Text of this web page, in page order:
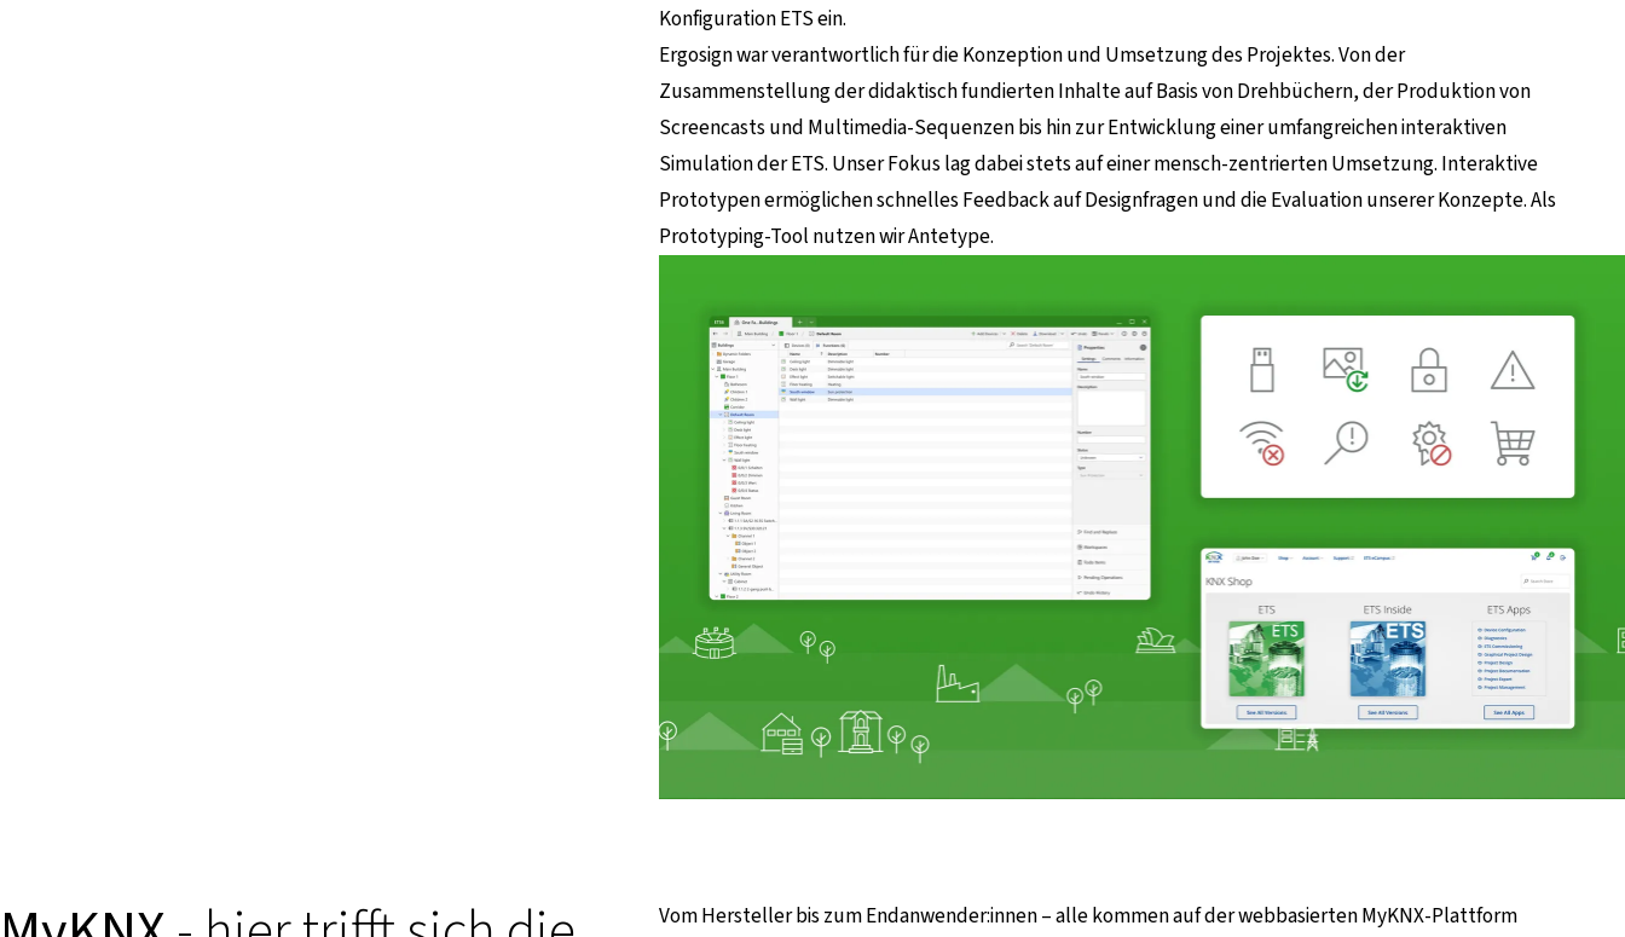
Konfiguration ETS ein.
Ergosign war verantwortlich für die Konzeption und Umsetzung des Projektes. Von der
Zusammenstellung der didaktisch fundierten Inhalte auf Basis von Drehbüchern, der Produktion von
Screencasts und Multimedia-Sequenzen bis hin zur Entwicklung einer umfangreichen interaktiven
Simulation der ETS. Unser Fokus lag dabei stets auf einer mensch-zentrierten Umsetzung. Interaktive
Prototypen ermöglichen schnelles Feedback auf Designfragen und die Evaluation unserer Konzepte. Als
Prototyping-Tool nutzen wir Antetype.
Vom Hersteller bis zum Endanwender:innen – alle kommen auf der webbasierten MyKNX-Plattform